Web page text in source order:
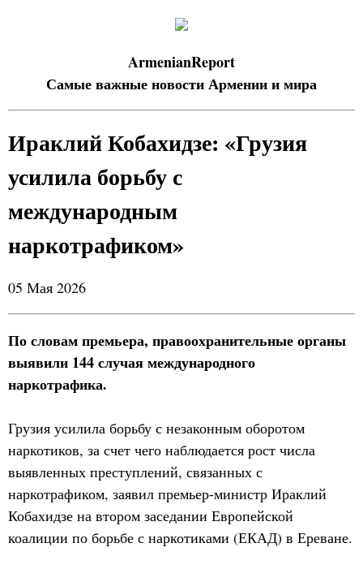
ArmenianReport
Самые важные новости Армении и мира
Ираклий Кобахидзе: «Грузия
усилила борьбу с
международным
наркотрафиком»
05 Мая 2026
По словам премьера, правоохранительные органы
выявили 144 случая международного
наркотрафика.
Грузия усилила борьбу с незаконным оборотом
наркотиков, за счет чего наблюдается рост числа
выявленных преступлений, связанных с
наркотрафиком, заявил премьер-министр Ираклий
Кобахидзе на втором заседании Европейской
коалиции по борьбе с наркотиками (ЕКАД) в Ереване.